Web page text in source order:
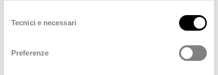
maggiori informazioni consulta anche la nostra
Privacy
delTecnici e necessari
Preferenze